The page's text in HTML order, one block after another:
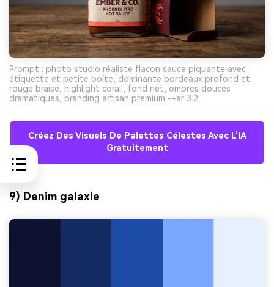
Prompt : photo studio réaliste flacon sauce piquante avec
étiquette et petite boîte, dominante bordeaux profond et
rouge braise, highlight corail, fond net, ombres douces
dramatiques, branding artisan premium --ar 3:2
Créez Des Visuels De Palettes Célestes Avec L’IA
Gratuitement
9) Denim galaxie